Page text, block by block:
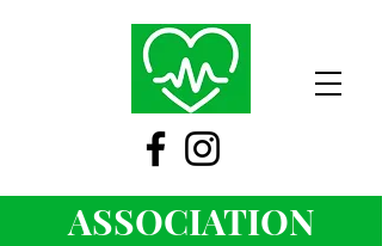
ASSOCIATION